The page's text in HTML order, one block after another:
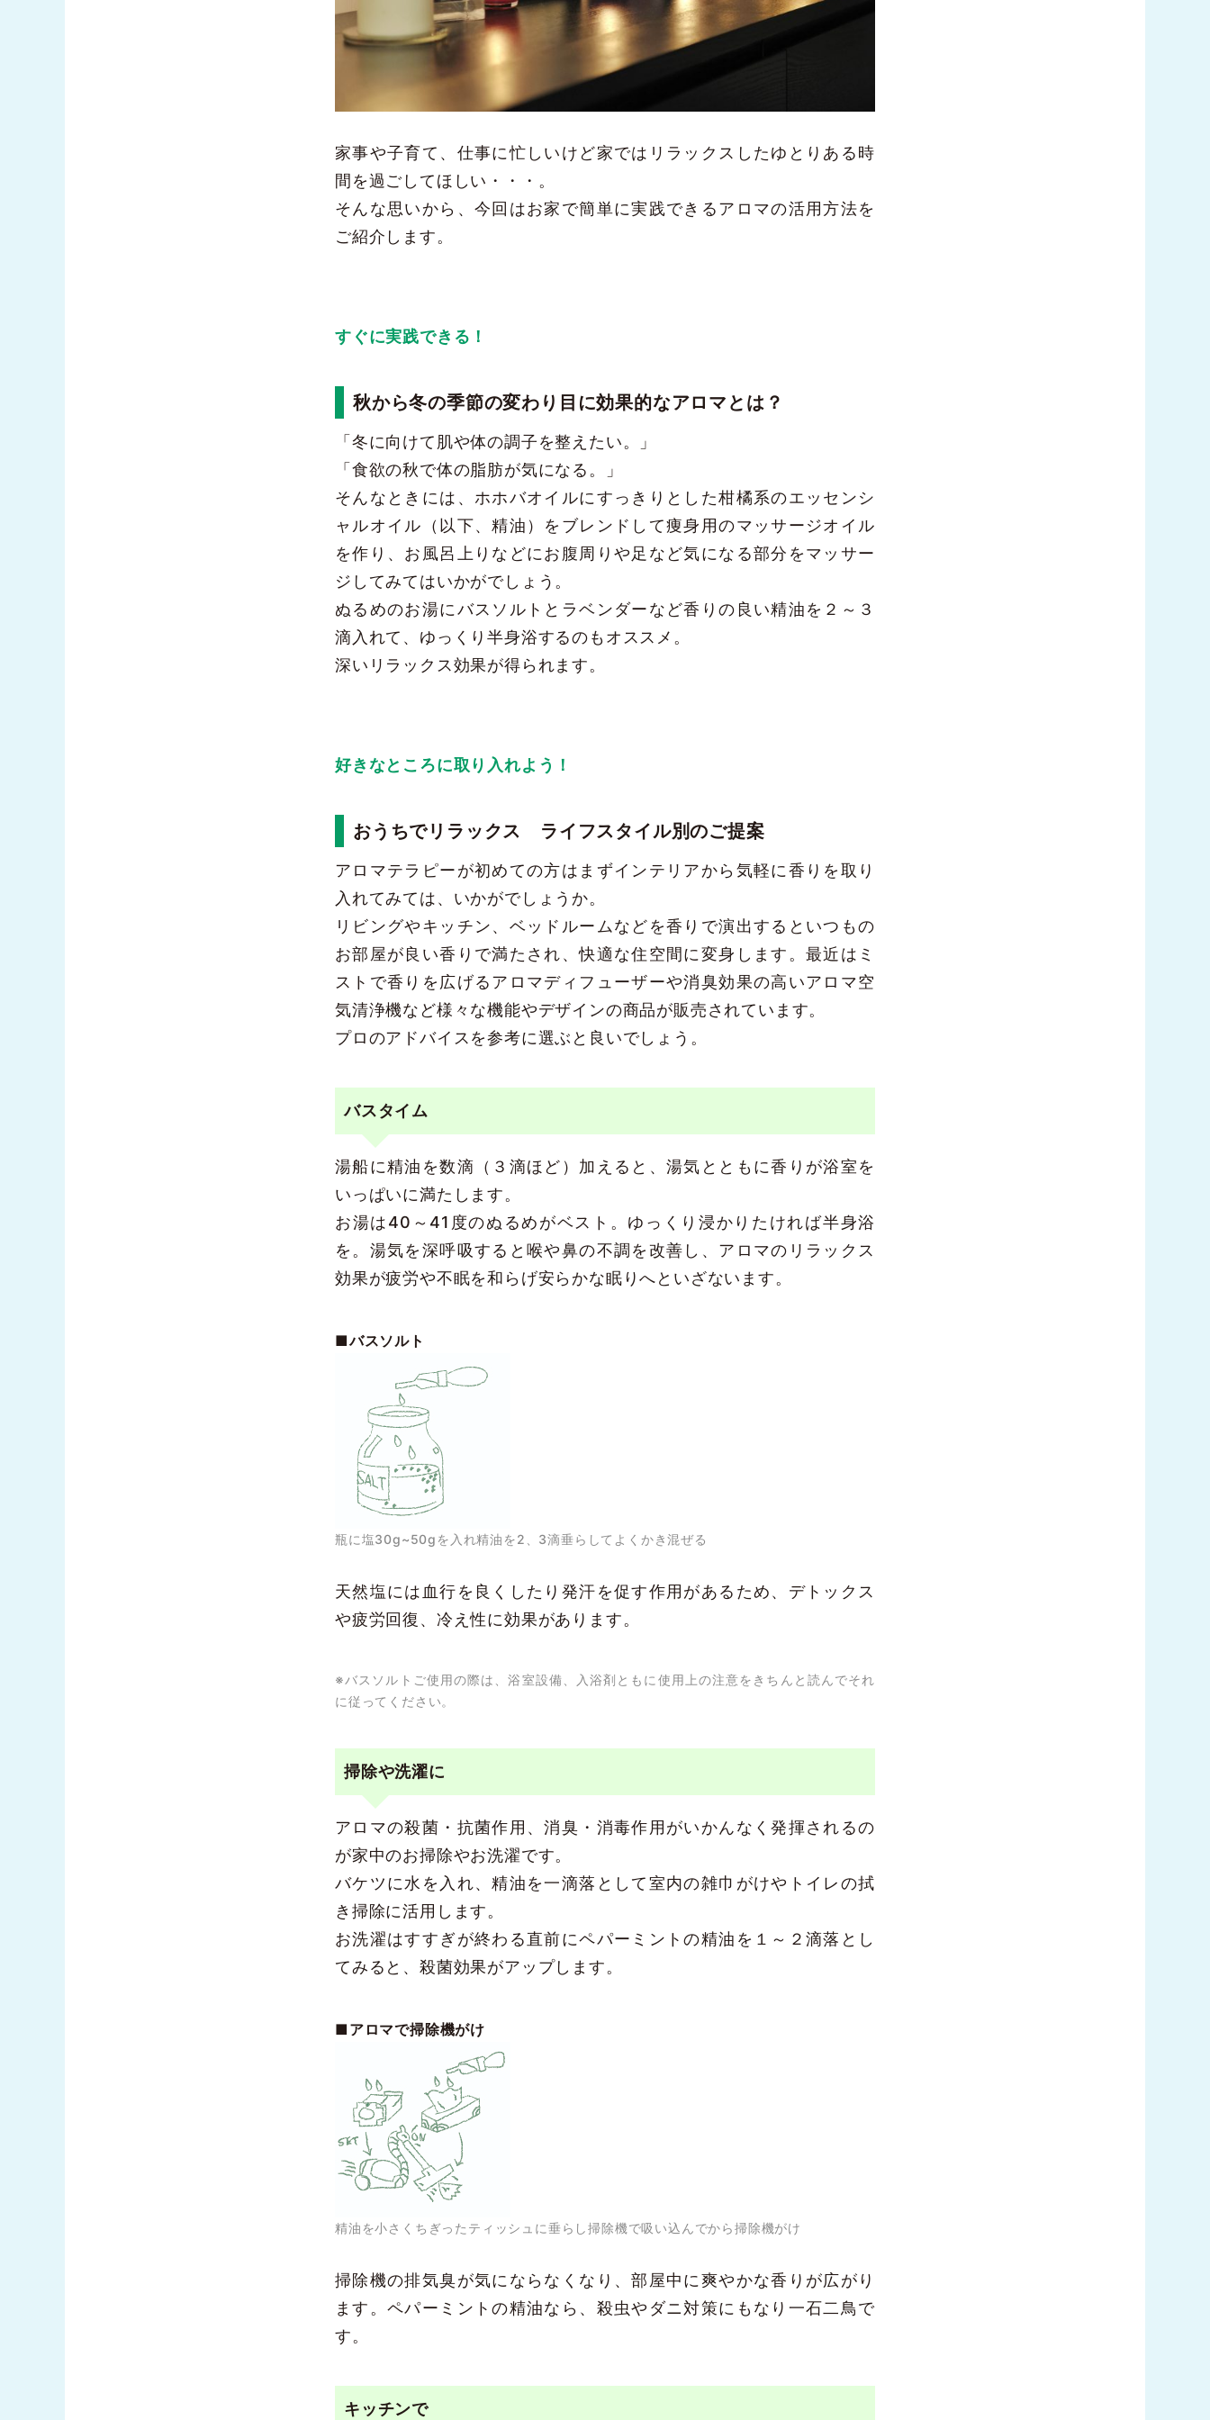
家事や子育て、仕事に忙しいけど家ではリラックスしたゆとりある時
間を過ごしてほしい・・・。
そんな思いから、今回はお家で簡単に実践できるアロマの活用方法を
ご紹介します。
すぐに実践できる！
秋から冬の季節の変わり目に効果的なアロマとは？
「冬に向けて肌や体の調子を整えたい。」
「食欲の秋で体の脂肪が気になる。」
そんなときには、ホホバオイルにすっきりとした柑橘系のエッセンシ
ャルオイル（以下、精油）をブレンドして痩身用のマッサージオイル
を作り、お風呂上りなどにお腹周りや足など気になる部分をマッサー
ジしてみてはいかがでしょう。
ぬるめのお湯にバスソルトとラベンダーなど香りの良い精油を２～３
滴入れて、ゆっくり半身浴するのもオススメ。
深いリラックス効果が得られます。
好きなところに取り入れよう！
おうちでリラックス ライフスタイル別のご提案
アロマテラピーが初めての方はまずインテリアから気軽に香りを取り
入れてみては、いかがでしょうか。
リビングやキッチン、ベッドルームなどを香りで演出するといつもの
お部屋が良い香りで満たされ、快適な住空間に変身します。最近はミ
ストで香りを広げるアロマディフューザーや消臭効果の高いアロマ空
気清浄機など様々な機能やデザインの商品が販売されています。
プロのアドバイスを参考に選ぶと良いでしょう。
バスタイム
湯船に精油を数滴（３滴ほど）加えると、湯気とともに香りが浴室を
いっぱいに満たします。
お湯は40～41度のぬるめがベスト。ゆっくり浸かりたければ半身浴
を。湯気を深呼吸すると喉や鼻の不調を改善し、アロマのリラックス
効果が疲労や不眠を和らげ安らかな眠りへといざないます。
■バスソルト
瓶に塩30g~50gを入れ精油を2、3滴垂らしてよくかき混ぜる
天然塩には血行を良くしたり発汗を促す作用があるため、デトックス
や疲労回復、冷え性に効果があります。
※バスソルトご使用の際は、浴室設備、入浴剤ともに使用上の注意をきちんと読んでそれ
に従ってください。
掃除や洗濯に
アロマの殺菌・抗菌作用、消臭・消毒作用がいかんなく発揮されるの
が家中のお掃除やお洗濯です。
バケツに水を入れ、精油を一滴落として室内の雑巾がけやトイレの拭
き掃除に活用します。
お洗濯はすすぎが終わる直前にペパーミントの精油を１～２滴落とし
てみると、殺菌効果がアップします。
■アロマで掃除機がけ
精油を小さくちぎったティッシュに垂らし掃除機で吸い込んでから掃除機がけ
掃除機の排気臭が気にならなくなり、部屋中に爽やかな香りが広がり
ます。ペパーミントの精油なら、殺虫やダニ対策にもなり一石二鳥で
す。
キッチンで